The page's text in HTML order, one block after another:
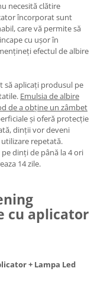
necesită clătire
încorporat sunt
care vă permite să
cu ușor în
efectul de albire
să aplicați produsul pe
Emulsia de albire
de a obține un zâmbet
și oferă protecție
dinții vor deveni
repetată.
dinți de până la 4 ori
14 zile.
cu aplicator
+ Lampa Led